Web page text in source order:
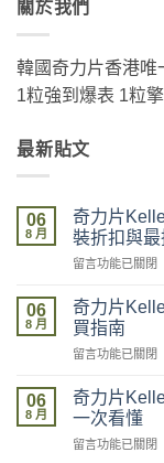
關於我們
韓國奇力片香港唯
1粒強到爆表 1粒
最新貼文
06
8 月
奇力片
裝折扣與
在
力
片
Kellett
2026
新
攻
留言功能已關閉
06
8 月
奇力片
買指南
在
力
片
Kellett
評
留言功能已關閉
06
8 月
奇力片
一次看懂
在
留言功能已關閉